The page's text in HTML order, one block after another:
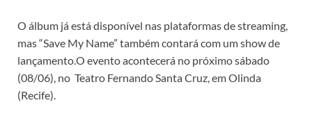
O álbum já está disponível nas plataformas de streaming,
mas “Save My Name” também contará com um show de
lançamento.O evento acontecerá no próximo sábado
(08/06), no Teatro Fernando Santa Cruz, em Olinda
(Recife).